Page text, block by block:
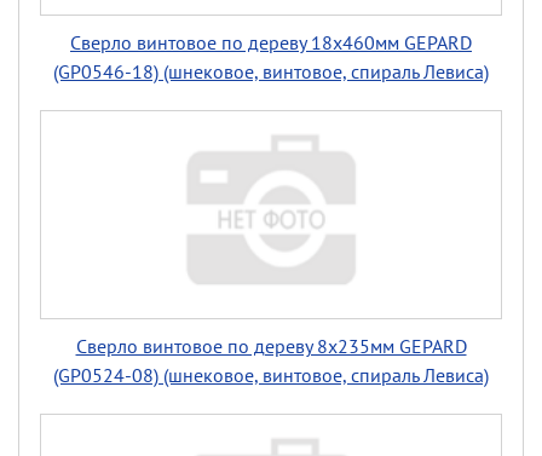
Сверло винтовое по дереву 18х460мм GEPARD
(GP0546-18) (шнековое, винтовое, спираль Левиса)
Сверло винтовое по дереву 8х235мм GEPARD
(GP0524-08) (шнековое, винтовое, спираль Левиса)